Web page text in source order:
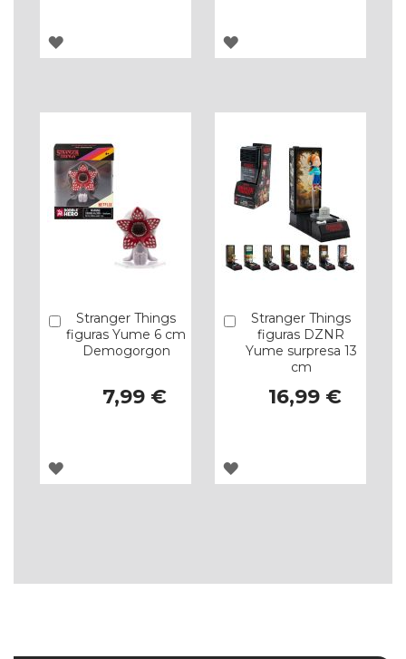
ADICIONAR
DESEJOS
ADICIONAR
DESEJOS
Stranger Things
figuras Yume 6 cm
Demogorgon
7,99 €
Comprar
ADICIONAR
Stranger Things
figuras DZNR
Yume surpresa 13
cm
16,99 €
Comprar
ADICIONAR